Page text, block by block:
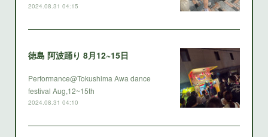
2024.08.31 04:15
徳島 阿波踊り 8月12~15日
Performance@Tokushima Awa dance
festival Aug,12~15th
2024.08.31 04:10